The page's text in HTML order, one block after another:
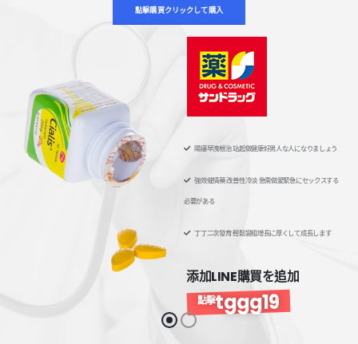
點擊購買クリックして購入
陽痿早洩根治 站起做健康好男人な人になりましょう
強效催情藥 改善性冷淡 急需做愛緊急にセックスする
必要がある
丁丁二次發育 輕鬆變粗增長に厚くして成長します
添加LINE購買を追加
點擊tggg19